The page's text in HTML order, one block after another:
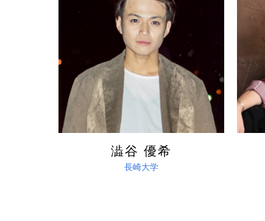
詳しく見る
澁谷 優希
長崎大学